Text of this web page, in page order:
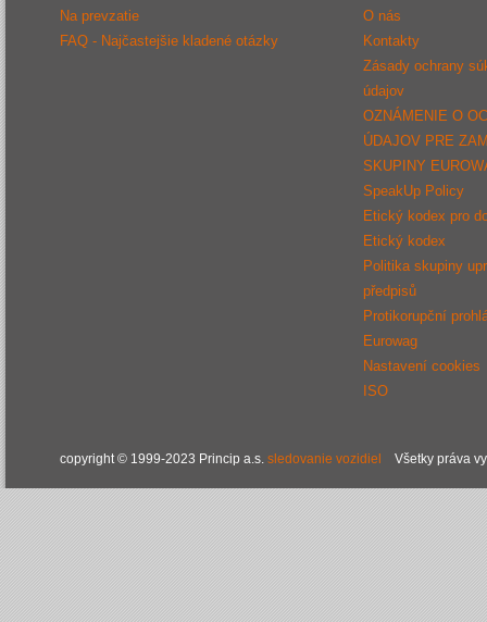
Na prevzatie
FAQ - Najčastejšie kladené otázky
O nás
Kontakty
Zásady ochrany
údajov
OZNÁMENIE O
ÚDAJOV PRE
SKUPINY
SpeakUp Policy
Etický kodex pro
Etický kodex
Politika skupiny
předpisů
Protikorupční
Eurowag
Nastavení cookies
ISO
copyright © 1999-2023 Princip a.s. sledovanie vozidiel Všetky práva